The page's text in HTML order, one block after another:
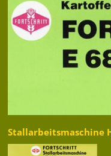
Stallarbeitsmaschine